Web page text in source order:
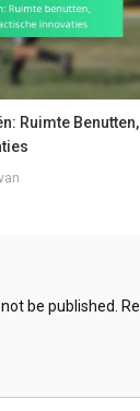
Ruimte
be published.